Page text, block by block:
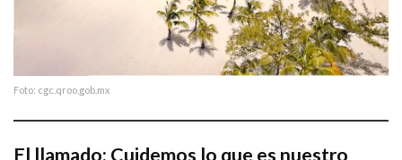
Foto: cgc.qroo.gob.mx
El llamado: Cuidemos lo que es nuestro